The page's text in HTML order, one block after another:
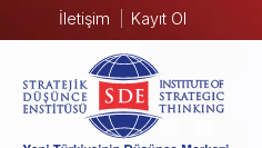
İletişim Kayıt Ol